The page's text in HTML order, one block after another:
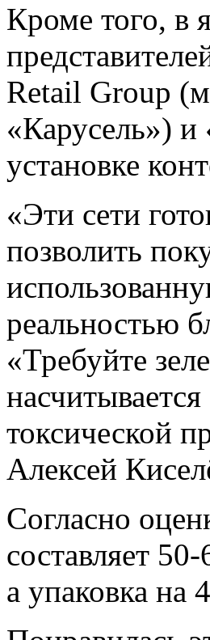
Кроме того, в
Retail Group
«Карусель»)
установке
«Эти сети
позволить
реальностью
«Требуйте
токсической
Алексей
Согласно
составляет
а упаковка на